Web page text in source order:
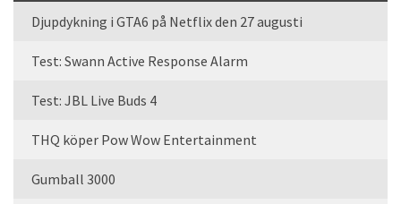
Djupdykning i GTA6 på Netflix den 27 augusti
Test: Swann Active Response Alarm
Test: JBL Live Buds 4
THQ köper Pow Wow Entertainment
Gumball 3000